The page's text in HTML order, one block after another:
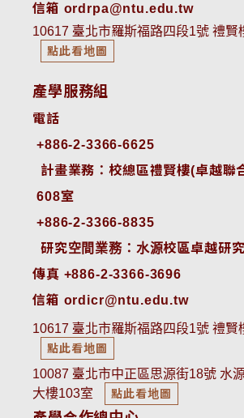
信箱 ordrpa@ntu.edu.tw
10617 臺北市羅斯福路四段1號 禮賢
點此看地圖
產學服務組
電話
+886-2-3366-6625
計畫業務：校總區禮賢樓(卓越聯
608室
+886-2-3366-8835
研究空間業務：水源校區卓越研
傳真 +886-2-3366-3696
信箱 ordicr@ntu.edu.tw
10617 臺北市羅斯福路四段1號 禮賢
點此看地圖
10087 臺北市中正區思源街18號 水
大樓103室
點此看地圖